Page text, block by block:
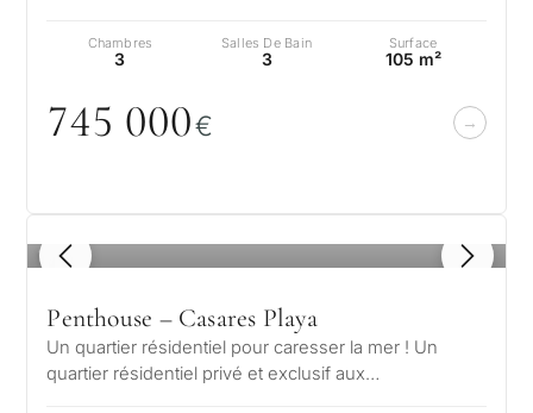
Chambres
3
Salles De Bain
3
Surface
105 m²
745 000€
1 / 8
Penthouse – Casares Playa
Un quartier résidentiel pour caresser la mer ! Un
quartier résidentiel privé et exclusif aux